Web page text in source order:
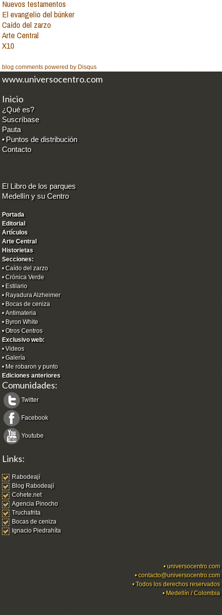
Nuevos testamentos
El evangelio del búnker
Caído del zarzo
Arte Central
X10
blog comments powered by Disqus
www.universocentro.com
Inicio
¿Qué es?
Suscríbase
Pauta
• Puntos de distribución
Contacto
El Libro de los parques
Medellín y su Centro
Portada
Editorial
Artículos
Arte Central
Historietas
Secciones:
•Caído del zarzo
•Crónica Verde
• Estilario
• Rayadura Alzheimer
• Bocas de ceniza
•Antimateria
• Byron White
•Otros Centros
Exclusivo web:
•Videos
•Galería
• Me robaron y punto
Ediciones anteriores
Comunidades:
Twitter
Facebook
Youtube
Links:
Rabodeají
Blog Rabodeají
Cohete.net
Agencia Pinocho
Truchafrita
Bocas de ceniza
Ignacio Piedrahíta
•universocentro.com
•contacto@universocentro.com
• Todos los derechos reservados
• Medellín / Colombia